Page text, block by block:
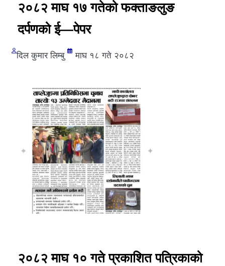
२०८२ माघ १७ गतेको फक्ताङलुङ
दर्पणको ई—पेपर
दिल कुमार लिम्बु माघ १८ गते २०८२
२०८२ माघ १० गते प्रकाशित पत्रिकाको